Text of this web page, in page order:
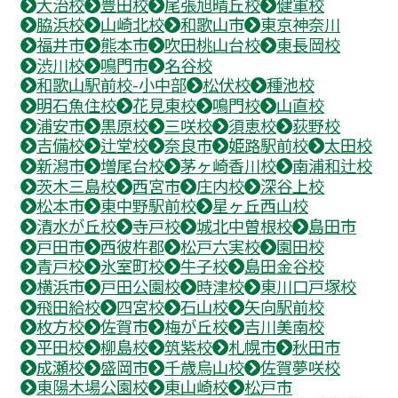
脇浜校
山崎北校 和歌山市
東京神奈川
福井市
熊本市 吹田桃山台校
東長岡校
渋川校
鳴門市
名谷校
和歌山駅前校-小中部
松伏校
種池校
明石魚住校
花見東校 鳴門校
山直校
浦安市
黒原校 三咲校 須恵校
荻野校
吉備校
辻堂校 奈良市 姫路駅前校
太田校
新潟市
増尾台校 茅ヶ崎香川校
南浦和辻校
茨木三島校
西宮市 庄内校
深谷上校
松本市
東中野駅前校
星ヶ丘西山校
清水が丘校
寺戸校 城北中曽根校
島田市
戸田市
西彼杵郡 松戸六実校
園田校
青戸校
氷室町校 牛子校
島田金谷校
横浜市
戸田公園校 時津校
東川口戸塚校
飛田給校
四宮校 石山校
矢向駅前校
枚方校
佐賀市 梅が丘校
吉川美南校
平田校
柳島校 筑紫校 札幌市
秋田市
成瀬校
盛岡市 千歳烏山校
佐賀夢咲校
東陽木場公園校
東山崎校
松戸市